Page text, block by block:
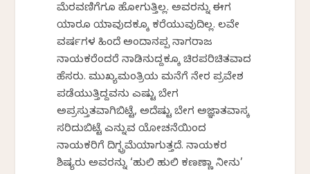
ಮೆರವಣಿಗೆಗೂ ಹೋಗುತ್ತಿಲ್ಲ. ಅವರನ್ನು ಈಗ
ಯಾರೂ ಯಾವುದಕ್ಕೂ ಕರೆಯುವುದಿಲ್ಲ. ಕೆಲವೇ
ವರ್ಷಗಳ ಹಿಂದೆ ಅಂದಾನಪ್ಪ ನಾಗರಾಜ
ನಾಯಕರೆಂದರೆ ನಾಡಿನುದ್ದಕ್ಕೂ ಚಿರಪರಿಚಿತವಾದ
ಹೆಸರು. ಮುಖ್ಯಮಂತ್ರಿಯ ಮನೆಗೆ ನೇರ ಪ್ರವೇಶ
ಪಡೆಯುತ್ತಿದ್ದವನು ಎಷ್ಟು ಬೇಗ
ಅಪ್ರಸ್ತುತವಾಗಿಬಿಟ್ಟೆ, ಅದೆಷ್ಟು ಬೇಗ ಅಜ್ಞಾತವಾಸಕ್ಕೆ
ಸರಿದುಬಿಟ್ಟೆ ಎನ್ನುವ ಯೋಚನೆಯಿಂದ
ನಾಯಕರಿಗೆ ದಿಗ್ಭ್ರಮೆಯಾಗುತ್ತದೆ. ನಾಯಕರ
ಶಿಷ್ಯರು ಅವರನ್ನು ‘ಹುಲಿ ಹುಲಿ ಕಣಣ್ಣಾ ನೀನು’